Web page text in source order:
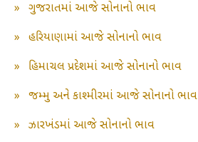
»
ગુજરાતમાં આજે સોનાનો ભાવ
»
હરિયાણામાં આજે સોનાનો ભાવ
»
હિમાચલ પ્રદેશમાં આજે સોનાનો ભાવ
»
જમ્મુ અને કાશ્મીરમાં આજે સોનાનો ભાવ
»
ઝારખંડમાં આજે સોનાનો ભાવ